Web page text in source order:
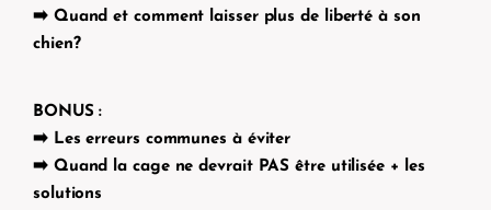
➡️ Quand et comment laisser plus de liberté à son
chien?
BONUS :
➡️ Les erreurs communes à éviter
➡️ Quand la cage ne devrait PAS être utilisée + les
solutions